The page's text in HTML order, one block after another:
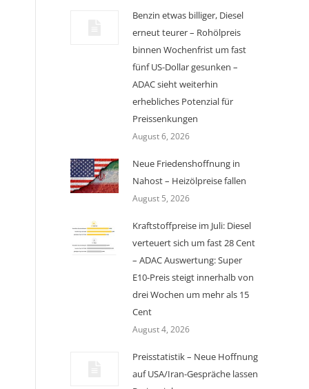
Benzin etwas billiger, Diesel
erneut teurer – Rohölpreis
binnen Wochenfrist um fast
fünf US-Dollar gesunken –
ADAC sieht weiterhin
erhebliches Potenzial für
Preissenkungen
August 6, 2026
Neue Friedenshoffnung in
Nahost – Heizölpreise fallen
August 5, 2026
Kraftstoffpreise im Juli: Diesel
verteuert sich um fast 28 Cent
– ADAC Auswertung: Super
E10-Preis steigt innerhalb von
drei Wochen um mehr als 15
Cent
August 4, 2026
Preisstatistik – Neue Hoffnung
auf USA/Iran-Gespräche lassen